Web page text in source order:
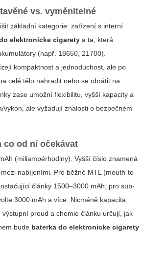
vs. vyměnitelné
základní kategorie: zařízení s interní
elektronicke cigarety a ta, která
(např. 18650, 21700).
kompaktnost a jednoduchost, ale po
celé tělo nahradit nebo se obrátit na
zase umožní flexibilitu, vyšší kapacity a
výkon, ale vyžadují znalosti o bezpečném
co od ní očekávat
(miliampérhodiny). Vyšší číslo znamená
nabíjeními. Pro běžné MTL (mouth-to-
články 1500–3000 mAh; pro sub-
3000 mAh a více. Nicméně kapacita
proud a chemie článku určují, jak
bude baterka do elektronicke cigarety